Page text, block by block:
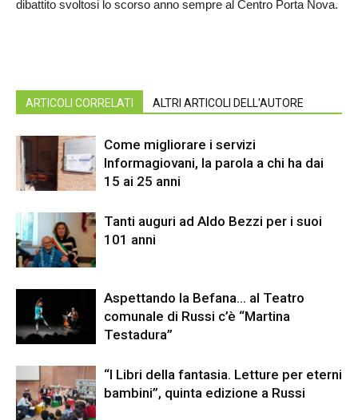
dibattito svoltosi lo scorso anno sempre al Centro Porta Nova.
ARTICOLI CORRELATI ALTRI ARTICOLI DELL'AUTORE
Come migliorare i servizi
Informagiovani, la parola a chi ha dai
15 ai 25 anni
Tanti auguri ad Aldo Bezzi per i suoi
101 anni
Aspettando la Befana… al Teatro
comunale di Russi c’è “Martina
Testadura”
“I Libri della fantasia. Letture per eterni
bambini”, quinta edizione a Russi